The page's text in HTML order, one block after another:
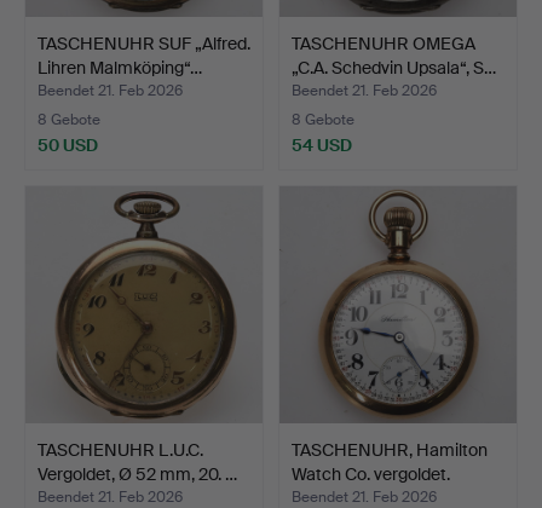
TASCHENUHR SUF „Alfred.
Lihren Malmköping“…
Beendet 21. Feb 2026
8 Gebote
50 USD
TASCHENUHR OMEGA
„C.A. Schedvin Upsala“, S…
Beendet 21. Feb 2026
8 Gebote
54 USD
TASCHENUHR L.U.C.
Vergoldet, Ø 52 mm, 20. …
Beendet 21. Feb 2026
TASCHENUHR, Hamilton
Watch Co. vergoldet.
Beendet 21. Feb 2026